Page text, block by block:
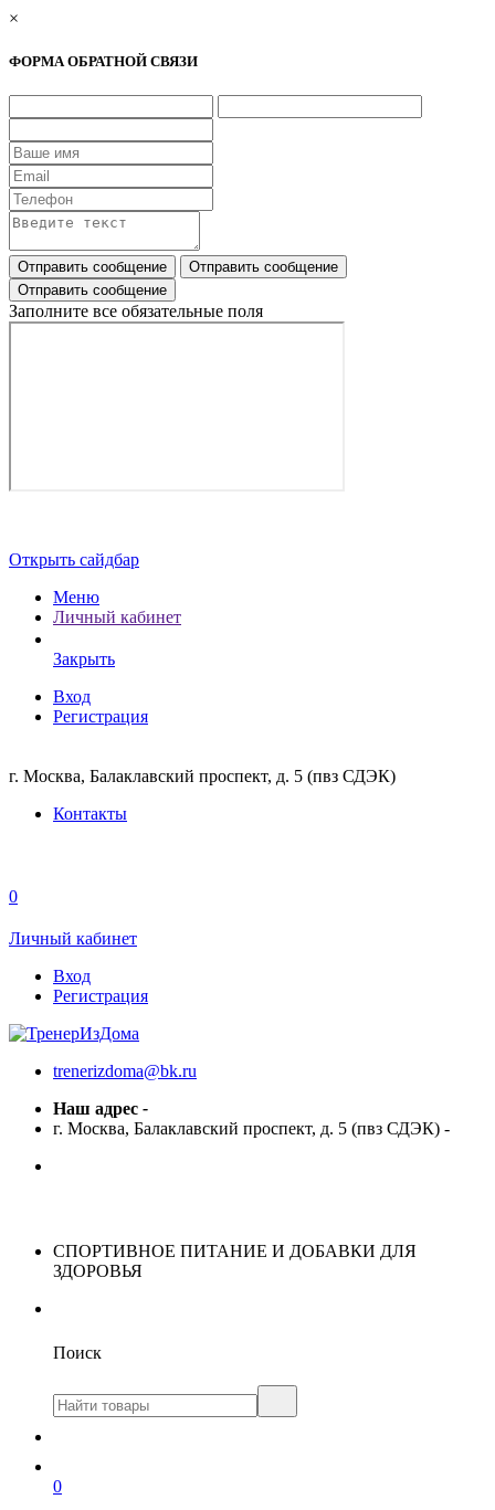
×
ФОРМА ОБРАТНОЙ СВЯЗИ
Заполните все обязательные поля
Открыть сайдбар
Меню
Личный кабинет
Закрыть
Вход
Регистрация
г. Москва, Балаклавский проспект, д. 5 (пвз СДЭК)
Контакты
0
Личный кабинет
Вход
Регистрация
trenerizdoma@bk.ru
Наш адрес -
г. Москва, Балаклавский проспект, д. 5 (пвз СДЭК) -
СПОРТИВНОЕ ПИТАНИЕ И ДОБАВКИ ДЛЯ
ЗДОРОВЬЯ
Поиск
0